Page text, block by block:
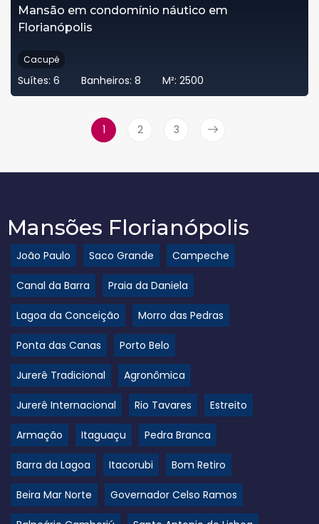
Mansão em condomínio náutico em
Florianópolis
Cacupé
Suítes: 6 Banheiros: 8 M²: 2500
1 2 3
Mansões Florianópolis
João Paulo Saco Grande Campeche
Canal da Barra Praia da Daniela
Lagoa da Conceição Morro das Pedras
Ponta das Canas Porto Belo
Jurerê Tradicional Agronômica
Jurerê Internacional Rio Tavares Estreito
Armação Itaguaçu Pedra Branca
Barra da Lagoa Itacorubi Bom Retiro
Beira Mar Norte Governador Celso Ramos